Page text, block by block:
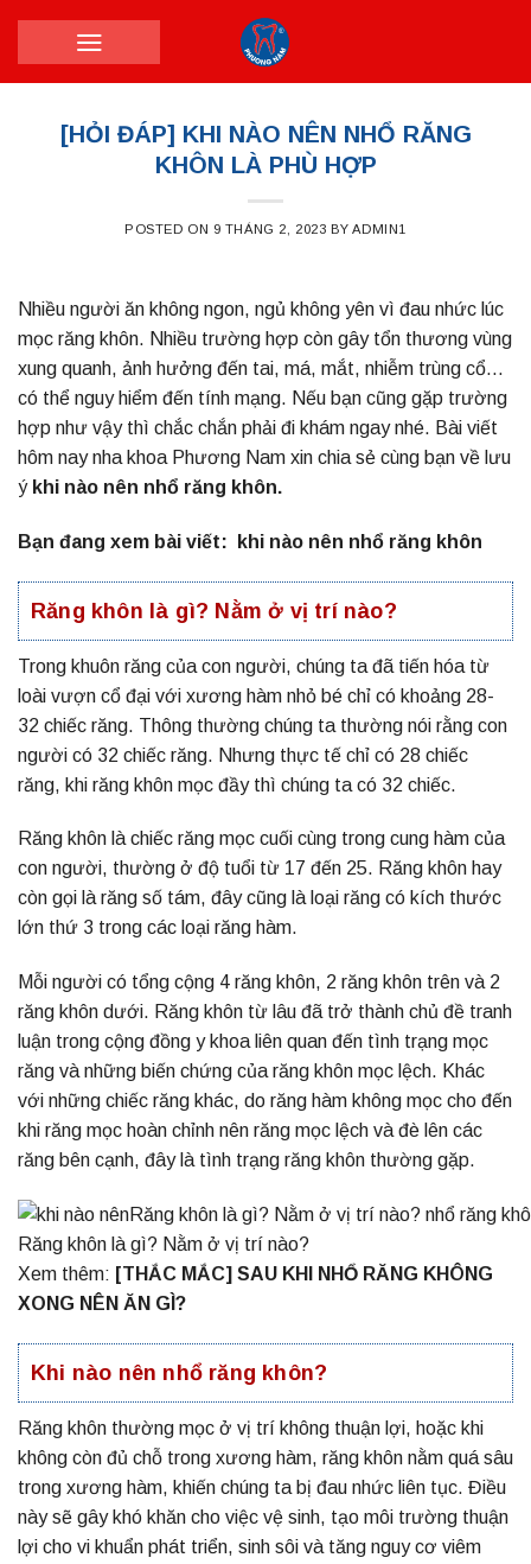
[HỎI ĐÁP] KHI NÀO NÊN NHỔ RĂNG
KHÔN LÀ PHÙ HỢP
POSTED ON 9 THÁNG 2, 2023 BYADMIN1
Nhiều người ăn không ngon, ngủ không yên vì đau nhức lúc
mọc răng khôn. Nhiều trường hợp còn gây tổn thương vùng
xung quanh, ảnh hưởng đến tai, má, mắt, nhiễm trùng cổ…
có thể nguy hiểm đến tính mạng. Nếu bạn cũng gặp trường
hợp như vậy thì chắc chắn phải đi khám ngay nhé. Bài viết
hôm nay nha khoa Phương Nam xin chia sẻ cùng bạn về lưu
ý khi nào nên nhổ răng khôn.
Bạn đang xem bài viết: khi nào nên nhổ răng khôn
Răng khôn là gì? Nằm ở vị trí nào?
Trong khuôn răng của con người, chúng ta đã tiến hóa từ
loài vượn cổ đại với xương hàm nhỏ bé chỉ có khoảng 28-
32 chiếc răng. Thông thường chúng ta thường nói rằng con
người có 32 chiếc răng. Nhưng thực tế chỉ có 28 chiếc
răng, khi răng khôn mọc đầy thì chúng ta có 32 chiếc.
Răng khôn là chiếc răng mọc cuối cùng trong cung hàm của
con người, thường ở độ tuổi từ 17 đến 25. Răng khôn hay
còn gọi là răng số tám, đây cũng là loại răng có kích thước
lớn thứ 3 trong các loại răng hàm.
Mỗi người có tổng cộng 4 răng khôn, 2 răng khôn trên và 2
răng khôn dưới. Răng khôn từ lâu đã trở thành chủ đề tranh
luận trong cộng đồng y khoa liên quan đến tình trạng mọc
răng và những biến chứng của răng khôn mọc lệch. Khác
với những chiếc răng khác, do răng hàm không mọc cho đến
khi răng mọc hoàn chỉnh nên răng mọc lệch và đè lên các
răng bên cạnh, đây là tình trạng răng khôn thường gặp.
Răng khôn là gì? Nằm ở vị trí nào?
Xem thêm: [THẮC MẮC] SAU KHI NHỔ RĂNG KHÔNG
XONG NÊN ĂN GÌ?
Khi nào nên nhổ răng khôn?
Răng khôn thường mọc ở vị trí không thuận lợi, hoặc khi
không còn đủ chỗ trong xương hàm, răng khôn nằm quá sâu
trong xương hàm, khiến chúng ta bị đau nhức liên tục. Điều
này sẽ gây khó khăn cho việc vệ sinh, tạo môi trường thuận
lợi cho vi khuẩn phát triển, sinh sôi và tăng nguy cơ viêm